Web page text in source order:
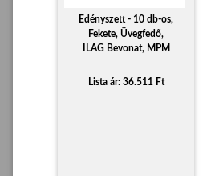
Edényszett - 10 db-os,
Fekete, Üvegfedő,
ILAG Bevonat, MPM
Lista ár: 36.511 Ft